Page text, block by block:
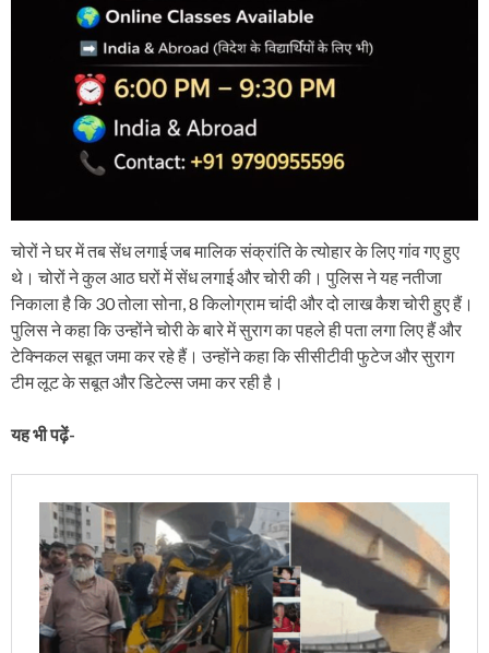
चोरों ने घर में तब सेंध लगाई जब मालिक संक्रांति के त्योहार के लिए गांव गए हुए
थे। चोरों ने कुल आठ घरों में सेंध लगाई और चोरी की। पुलिस ने यह नतीजा
निकाला है कि 30 तोला सोना, 8 किलोग्राम चांदी और दो लाख कैश चोरी हुए हैं।
पुलिस ने कहा कि उन्होंने चोरी के बारे में सुराग का पहले ही पता लगा लिए हैं और
टेक्निकल सबूत जमा कर रहे हैं। उन्होंने कहा कि सीसीटीवी फुटेज और सुराग
टीम लूट के सबूत और डिटेल्स जमा कर रही है।
यह भी पढ़ें-